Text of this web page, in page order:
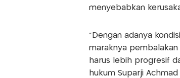
menyebabkan
“Dengan adanya
maraknya pembalakan
harus lebih progresif
hukum Suparji